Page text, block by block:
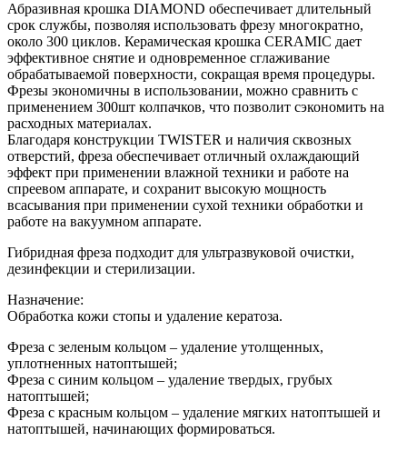
Абразивная крошка DIAMOND обеспечивает длительный
срок службы, позволяя использовать фрезу многократно,
около 300 циклов. Керамическая крошка CERAMIC дает
эффективное снятие и одновременное сглаживание
обрабатываемой поверхности, сокращая время процедуры.
Фрезы экономичны в использовании, можно сравнить с
применением 300шт колпачков, что позволит сэкономить на
расходных материалах.
Благодаря конструкции TWISTER и наличия сквозных
отверстий, фреза обеспечивает отличный охлаждающий
эффект при применении влажной техники и работе на
спреевом аппарате, и сохранит высокую мощность
всасывания при применении сухой техники обработки и
работе на вакуумном аппарате.
Гибридная фреза подходит для ультразвуковой очистки,
дезинфекции и стерилизации.
Назначение:
Обработка кожи стопы и удаление кератоза.
Фреза с зеленым кольцом – удаление утолщенных,
уплотненных натоптышей;
Фреза с синим кольцом – удаление твердых, грубых
натоптышей;
Фреза с красным кольцом – удаление мягких натоптышей и
натоптышей, начинающих формироваться.